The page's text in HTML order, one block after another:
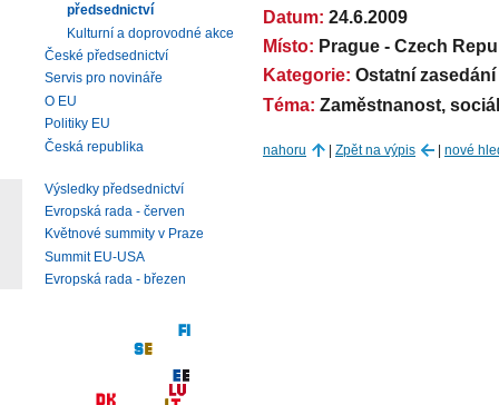
Datum: 24.6.2009
Místo: Prague - Czech
Kategorie: Ostatní zasedání
Téma: Zaměstnanost,
nahoru | Zpět na výpis | nové
předsednictví
Kulturní a doprovodné akce
České předsednictví
Servis pro novináře
O EU
Politiky EU
Česká republika
Výsledky předsednictví
Evropská rada - červen
Květnové summity v Praze
Summit EU-USA
Evropská rada - březen